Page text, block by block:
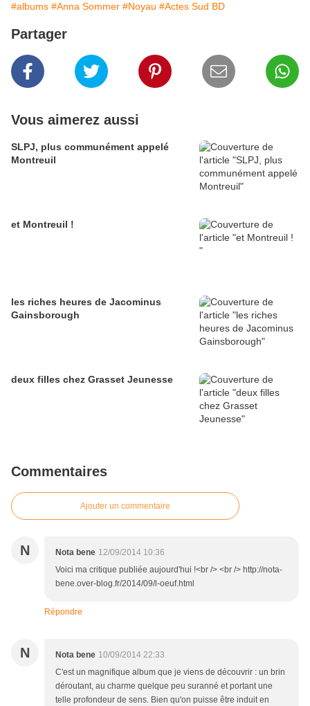
#albums #Anna Sommer #Noyau #Actes Sud BD
Partager
Vous aimerez aussi
SLPJ, plus communément appelé
Montreuil
et Montreuil !
les riches heures de Jacominus
Gainsborough
deux filles chez Grasset Jeunesse
Commentaires
Ajouter un commentaire
N Nota bene 12/09/2014 10:36
Voici ma critique publiée aujourd'hui !<br /> <br /> http://nota-
bene.over-blog.fr/2014/09/l-oeuf.html
Répondre
N Nota bene 10/09/2014 22:33
C'est un magnifique album que je viens de découvrir : un brin
déroutant, au charme quelque peu suranné et portant une
telle profondeur de sens. Bien qu'on puisse être induit en